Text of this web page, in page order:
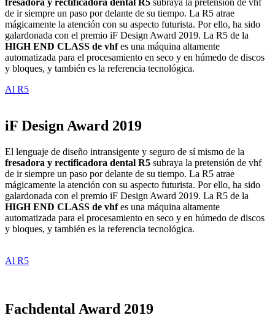
de ir siempre un paso por delante de su tiempo. La R5 atrae
mágicamente la atención con su aspecto futurista. Por ello, ha sido
galardonada con el premio iF Design Award 2019. La R5 de la
HIGH END CLASS de vhfes una máquina altamente
automatizada para el procesamiento en seco y en húmedo de discos
y bloques, y también es la referencia tecnológica.
Al R5
iF Design Award 2019
El lenguaje de diseño intransigente y seguro de sí mismo de la
fresadora y rectificadora dental R5 subraya la pretensión de vhf
de ir siempre un paso por delante de su tiempo. La R5 atrae
mágicamente la atención con su aspecto futurista. Por ello, ha sido
galardonada con el premio iF Design Award 2019. La R5 de la
HIGH END CLASS de vhfes una máquina altamente
automatizada para el procesamiento en seco y en húmedo de discos
y bloques, y también es la referencia tecnológica.
Al R5
Fachdental Award 2019